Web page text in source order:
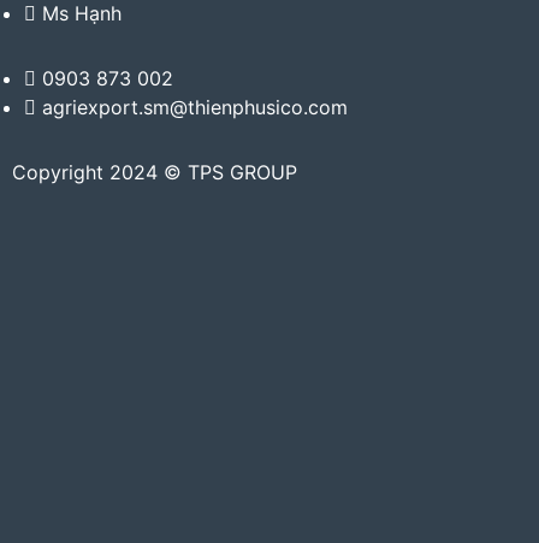
Ms Hạnh
0903 873 002
agriexport.sm@thienphusico.com
Copyright 2024 © TPS GROUP